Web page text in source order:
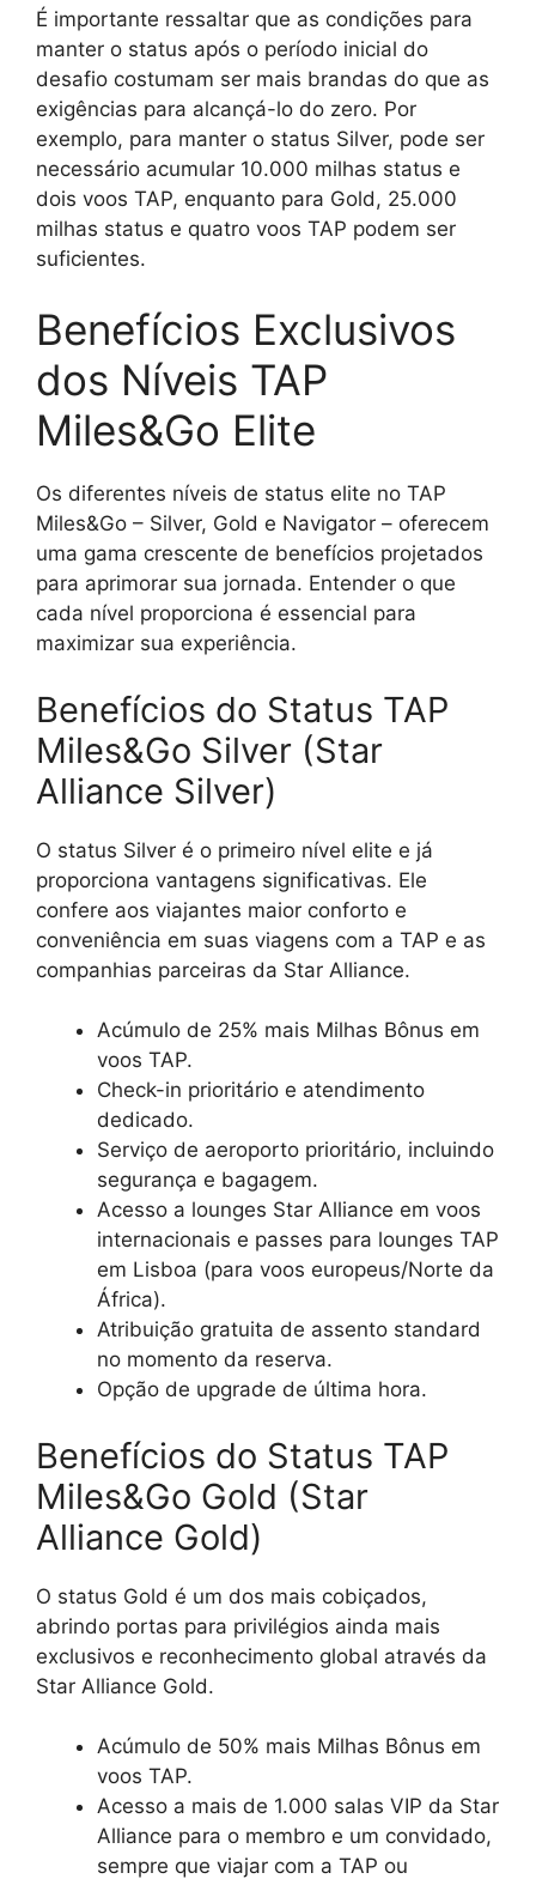
É importante ressaltar que as condições para
manter o status após o período inicial do
desafio costumam ser mais brandas do que as
exigências para alcançá-lo do zero. Por
exemplo, para manter o status Silver, pode ser
necessário acumular 10.000 milhas status e
dois voos TAP, enquanto para Gold, 25.000
milhas status e quatro voos TAP podem ser
suficientes.
Benefícios Exclusivos
dos Níveis TAP
Miles&Go Elite
Os diferentes níveis de status elite no TAP
Miles&Go – Silver, Gold e Navigator – oferecem
uma gama crescente de benefícios projetados
para aprimorar sua jornada. Entender o que
cada nível proporciona é essencial para
maximizar sua experiência.
Benefícios do Status TAP
Miles&Go Silver (Star
Alliance Silver)
O status Silver é o primeiro nível elite e já
proporciona vantagens significativas. Ele
confere aos viajantes maior conforto e
conveniência em suas viagens com a TAP e as
companhias parceiras da Star Alliance.
Acúmulo de 25% mais Milhas Bônus em
voos TAP.
Check-in prioritário e atendimento
dedicado.
Serviço de aeroporto prioritário, incluindo
segurança e bagagem.
Acesso a lounges Star Alliance em voos
internacionais e passes para lounges TAP
em Lisboa (para voos europeus/Norte da
África).
Atribuição gratuita de assento standard
no momento da reserva.
Opção de upgrade de última hora.
Benefícios do Status TAP
Miles&Go Gold (Star
Alliance Gold)
O status Gold é um dos mais cobiçados,
abrindo portas para privilégios ainda mais
exclusivos e reconhecimento global através da
Star Alliance Gold.
Acúmulo de 50% mais Milhas Bônus em
voos TAP.
Acesso a mais de 1.000 salas VIP da Star
Alliance para o membro e um convidado,
sempre que viajar com a TAP ou